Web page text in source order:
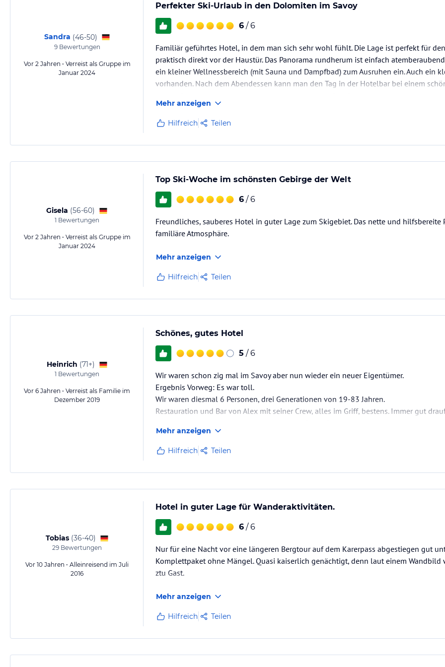
Sandra (46-50)
9Bewertungen
Vor 2 Jahren • Verreist als Gruppe im
Januar 2024
Perfekter Ski-Urlaub in den Dolomiten im Savoy
6 / 6
Familiär geführtes Hotel, in dem man sich sehr wohl fühlt. Die Lage ist perfekt für
praktisch direkt vor der Haustür. Das Panorama rundherum ist einfach
ein kleiner Wellnessbereich (mit Sauna und Dampfbad) zum Ausruhen ein. Auch ein
vorhanden. Nach dem Abendessen kann man den Tag in der Hotelbar bei einem
Mehr anzeigen
Hilfreich Teilen
Gisela (56-60)
1 Bewertungen
Vor 2 Jahren • Verreist als Gruppe im
Januar 2024
Top Ski-Woche im schönsten Gebirge der Welt
6 / 6
Freundliches, sauberes Hotel in guter Lage zum Skigebiet. Das nette und hilfsbereite
familiäre Atmosphäre.
Mehr anzeigen
Hilfreich Teilen
Heinrich (71+)
1 Bewertungen
Vor 6 Jahren • Verreist als Familie im
Dezember 2019
Schönes, gutes Hotel
5 / 6
Wir waren schon zig mal im Savoy aber nun wieder ein neuer Eigentümer.
Ergebnis Vorweg: Es war toll.
Wir waren diesmal 6 Personen, drei Generationen von 19-83 Jahren.
Restauration und Bar von Alex mit seiner Crew, alles im Griff, bestens. Immer gut
Frühstück mit viel Obst, vielen Säften und allem anderen was selbstverständlich
Butter, Marmelade, Quark in großen hygienischen Behältern, zur Vermeidung von…
Mehr anzeigen
Hilfreich Teilen
Tobias (36-40)
29 Bewertungen
Vor 10 Jahren • Alleinreisend im Juli
2016
Hotel in guter Lage für Wanderaktivitäten.
6 / 6
Nur für eine Nacht vor eine längeren Bergtour auf dem Karerpass abgestiegen gut
Komplettpaket ohne Mängel. Quasi kaiserlich genächtigt, denn laut einem Wandbild
ztu Gast.
Mehr anzeigen
Hilfreich Teilen